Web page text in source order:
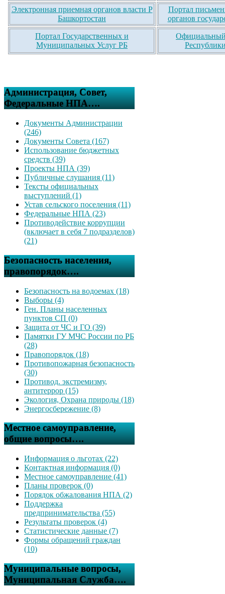
Электронная приемная органов власти Р
Башкортостан
Портал
органов
Портал Государственных и
Муниципальных Услуг РБ
Официальный
Администрация, Совет,
Федеральные НПА….
Документы Администрации
(246)
Документы Совета (167)
Использование бюджетных
средств (39)
Проекты НПА (39)
Публичные слушания (11)
Тексты официальных
выступлений (1)
Устав сельского поселения (11)
Федеральные НПА (23)
Противодействие коррупции
(включает в себя 7 подразделов)
(21)
Безопасность населения,
правопорядок….
Безопасность на водоемах (18)
Выборы (4)
Ген. Планы населенных
пунктов СП (0)
Защита от ЧС и ГО (39)
Памятки ГУ МЧС России по РБ
(28)
Правопорядок (18)
Противопожарная безопасность
(30)
Противод. экстремизму,
антитеррор (15)
Экология, Охрана природы (18)
Энергосбережение (8)
Местное самоуправление,
общие вопросы….
Информация о льготах (22)
Контактная информация (0)
Местное самоуправление (41)
Планы проверок (0)
Порядок обжалования НПА (2)
Поддержка
предпринимательства (55)
Результаты проверок (4)
Статистические данные (7)
Формы обращений граждан
(10)
Муниципальные вопросы,
Муниципальная Служба….